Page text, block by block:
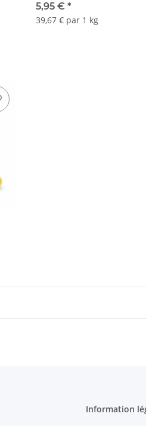
5,95 € *
39,67 € par 1 kg
Information